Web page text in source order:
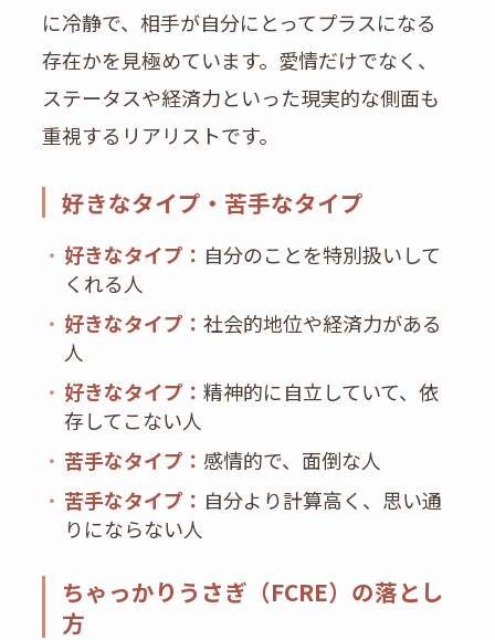
に冷静で、相手が自分にとってプラスになる
存在かを見極めています。愛情だけでなく、
ステータスや経済力といった現実的な側面も
重視するリアリストです。
好きなタイプ・苦手なタイプ
・ 好きなタイプ： 自分のことを特別扱いして
くれる人
・ 好きなタイプ： 社会的地位や経済力がある
人
・ 好きなタイプ： 精神的に自立していて、依
存してこない人
・ 苦手なタイプ： 感情的で、面倒な人
・ 苦手なタイプ： 自分より計算高く、思い通
りにならない人
ちゃっかりうさぎ（FCRE）の落とし
方